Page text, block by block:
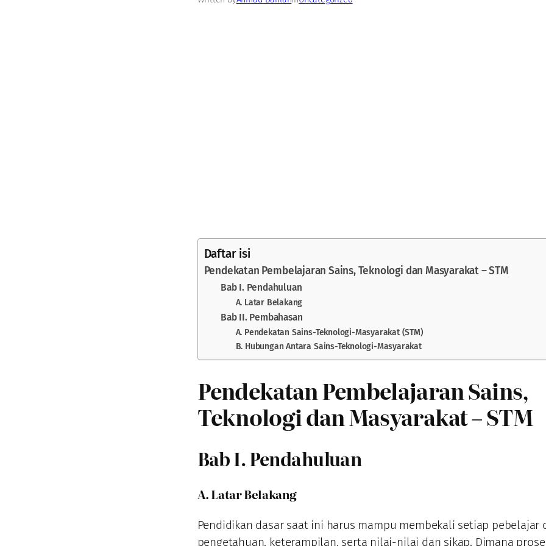
Daftar isi
Pendekatan Pembelajaran Sains, Teknologi dan Masyarakat – STM
Bab I. Pendahuluan
A. Latar Belakang
Bab II. Pembahasan
A. Pendekatan Sains-Teknologi-Masyarakat (STM)
B. Hubungan Antara Sains-Teknologi-Masyarakat
Pendekatan Pembelajaran Sains,
Teknologi dan Masyarakat – STM
Bab I. Pendahuluan
A. Latar Belakang
Pendidikan dasar saat ini harus mampu membekali setiap pebelajar
pengetahuan, keterampilan, serta nilai-nilai dan sikap. Dimana